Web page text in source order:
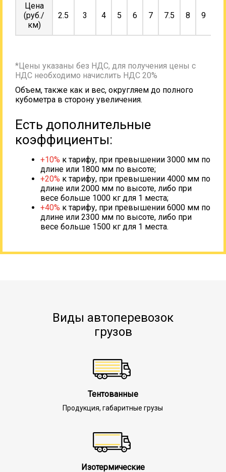
Цена
(руб./
км)
2.5 3 4 5 6 7 7.5 8 9
*Цены указаны без НДС, для получения цены с
НДС необходимо начислить НДС 20%
Объем, также как и вес, округляем до полного
кубометра в сторону увеличения.
Есть дополнительные
коэффициенты:
+10% к тарифу, при превышении 3000 мм по
длине или 1800 мм по высоте;
+20% к тарифу, при превышении 4000 мм по
длине или 2000 мм по высоте, либо при
весе больше 1000 кг для 1 места;
+40% к тарифу, при превышении 6000 мм по
длине или 2300 мм по высоте, либо при
весе больше 1500 кг для 1 места.
Виды автоперевозок
грузов
Тентованные
Продукция, габаритные грузы
Изотермические